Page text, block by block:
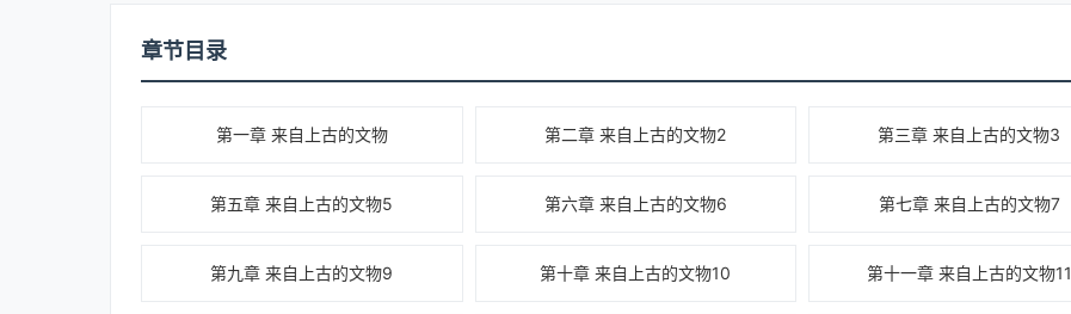
章节目录
第一章 来自上古的文物 第二章 来自上古的文物2 第三章 来自上古的文物3
第五章 来自上古的文物5 第六章 来自上古的文物6 第七章 来自上古的文物7
第九章 来自上古的文物9 第十章 来自上古的文物10 第十一章 来自上古的文物11